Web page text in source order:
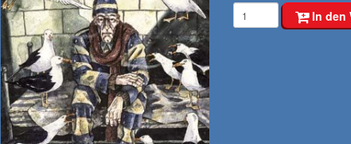
In den